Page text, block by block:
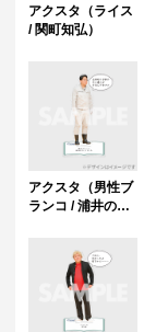
アクスタ（ライス
/ 関町知弘）
アクスタ（男性ブ
ランコ / 浦井のり